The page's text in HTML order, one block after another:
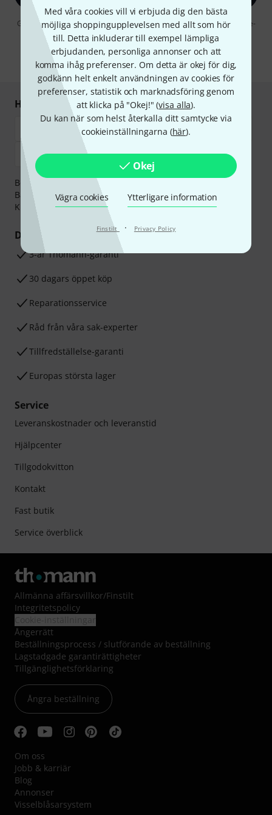
Med våra cookies vill vi erbjuda dig den bästa
möjliga shoppingupplevelsen med allt som hör
till. Detta inkluderar till exempel lämpliga
erbjudanden, personliga annonser och att
komma ihåg preferenser. Om detta är okej för dig,
godkänn helt enkelt användningen av cookies för
preferenser, statistik och marknadsföring genom
att klicka på "Okej!" (visa alla).
Du kan när som helst återkalla ditt samtycke via
cookieinställningarna (här).
Okej
Vägra cookies Ytterligare information
Finstilt · Privacy Policy
Genom att klicka på "Registrera dig nu" samtycker jag till att ta emot e-
postreklam. Avregistrering är möjlig när som helst. Du finner mer
information om nyhetsbrevet i vårsekretesspolicy
* Nödvändig
Handla och betala säkert
Betalningen kan göras tryggt och säkert med
Banköverföring, PayPal,
Klarna Direktbetalningeller
Kreditkort.
Dina fördelar
3-år Thomann-garanti
30 dagars öppet köp
Reparationsservice
Råd från våra sak-experter
Tillfredställelse-garanti
Europas största lager
Service
Leveranskostnader och leveranstid
Hjälpcenter
Tillgodokvitton
Kontakt
Fast butik
Service överblick
Allmänna affärsvillkor/Finstilt
Integritetspolicy
Ångerrätt
Beställningsprocess / slutförande av beställning
Lagstadgade garantirättigheter
Tillgänglighetsförklaring
Ångra beställning
Om oss
Jobb & karriär
Blog
Annonser
Visselblåsarsystem